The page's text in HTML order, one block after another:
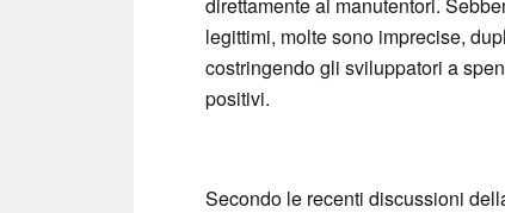
legittimi, molte sono imprecise,
costringendo gli sviluppatori a
positivi.
Secondo le recenti discussioni